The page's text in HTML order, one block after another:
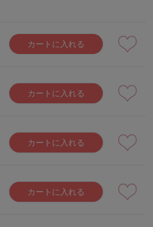
カートに入れる
カートに入れる
カートに入れる
カートに入れる